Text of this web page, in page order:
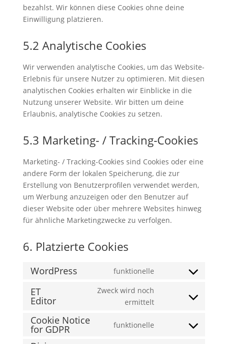
bezahlst. Wir können diese Cookies ohne deine
Einwilligung platzieren.
5.2 Analytische Cookies
Wir verwenden analytische Cookies, um das Website-
Erlebnis für unsere Nutzer zu optimieren. Mit diesen
analytischen Cookies erhalten wir Einblicke in die
Nutzung unserer Website. Wir bitten um deine
Erlaubnis, analytische Cookies zu setzen.
5.3 Marketing- / Tracking-Cookies
Marketing- / Tracking-Cookies sind Cookies oder eine
andere Form der lokalen Speicherung, die zur
Erstellung von Benutzerprofilen verwendet werden,
um Werbung anzuzeigen oder den Benutzer auf
dieser Website oder über mehrere Websites hinweg
für ähnliche Marketingzwecke zu verfolgen.
6. Platzierte Cookies
WordPress funktionelle
ET
Editor
Zweck wird noch
ermittelt
Cookie Notice
for GDPR funktionelle